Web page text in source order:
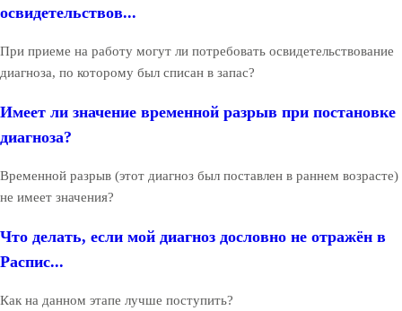
освидетельствов...
При приеме на работу могут ли потребовать освидетельствование
диагноза, по которому был списан в запас?
Имеет ли значение временной разрыв при постановке
диагноза?
Временной разрыв (этот диагноз был поставлен в раннем возрасте)
не имеет значения?
Что делать, если мой диагноз дословно не отражён в
Распис...
Как на данном этапе лучше поступить?